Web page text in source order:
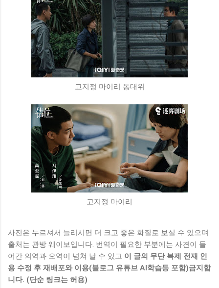
고지정 마이리 동대위
고지정 마이리
사진은 누르셔서 늘리시면 더 크고 좋은 화질로 보실 수 있으며
출처는 관방 웨이보입니다. 번역이 필요한 부분에는 사견이 들
어간 의역과 오역이 넘쳐 날 수 있고 이 글의 무단 복제 전재 인
용 수정 후 재배포와 이용(블로그 유튜브 AI학습등 포함)금지합
니다. (단순 링크는 허용)